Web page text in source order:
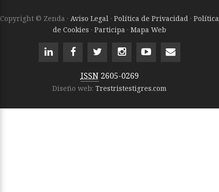
Copyright © Zenda · Aviso Legal · Política de Privacidad · Política
de Cookies · Participa · Mapa Web
ISSN 2605-0269
Diseño web: Trestristestigres.com